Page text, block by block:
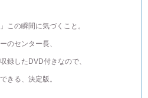
この瞬間に気づくこと。
のセンター長、
録したDVD付きなので、
きる、決定版。